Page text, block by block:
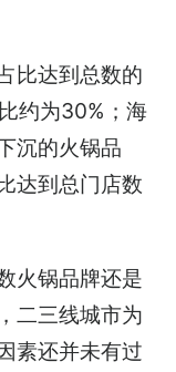
比达到总数的
约为30%；海
沉的火锅品
达到总门店数
火锅品牌还是
二三线城市为
素还并未有过